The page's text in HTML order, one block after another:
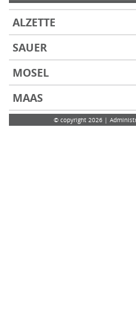
ALZETTE
SAUER
MOSEL
MAAS
© copyright 2026 |